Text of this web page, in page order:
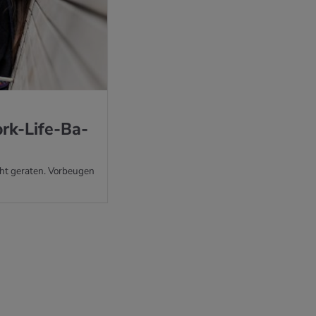
Life-Ba­
geraten. Vorbeugen